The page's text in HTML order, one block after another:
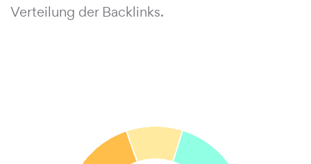
Verteilung der Backlinks.